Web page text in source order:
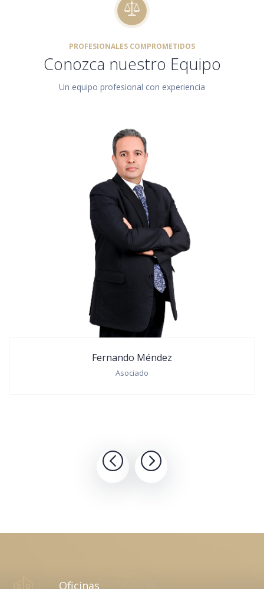
PROFESIONALES COMPROMETIDOS
Conozca nuestro Equipo
Un equipo profesional con experiencia
Fernando Méndez
Asociado
Oficinas